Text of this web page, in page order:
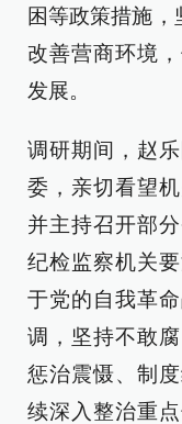
困等政策措施，
改善营商环境
发展。
调研期间，赵
委，亲切看望
并主持召开部
纪检监察机关
于党的自我革
调，坚持不敢
惩治震慑、制
续深入整治重